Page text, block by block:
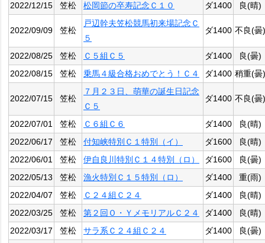
2022/12/15 笠松 松岡節の卒寿記念Ｃ１０ ダ1400 良(晴)
2022/09/09 笠松
戸辺幹夫笠松競馬初来場記念Ｃ
５
ダ1400 不良(曇)
2022/08/25 笠松 Ｃ５組Ｃ５ ダ1400
良(曇)
2022/08/15
笠松 乗馬４級合格おめでとう！Ｃ４ ダ1400 稍重(曇)
2022/07/15 笠松
７月２３日、萌華の誕生日記念
Ｃ５
ダ1400 不良(曇)
2022/07/01 笠松 Ｃ６組Ｃ６ ダ1400
良(晴)
2022/06/17
笠松 付知峡特別Ｃ１特別（イ） ダ1600
良(晴)
2022/06/01
笠松 伊自良川特別Ｃ１４特別（ロ） ダ1600
良(曇)
2022/05/13
笠松 漁火特別Ｃ１５特別（ロ） ダ1400
重(雨)
2022/04/07
笠松 Ｃ２４組Ｃ２４ ダ1400
良(晴)
2022/03/25
笠松 第２回Ｏ・ＹメモリアルＣ２４ ダ1400
良(晴)
2022/03/17
笠松 サラ系Ｃ２４組Ｃ２４ ダ1400
良(曇)